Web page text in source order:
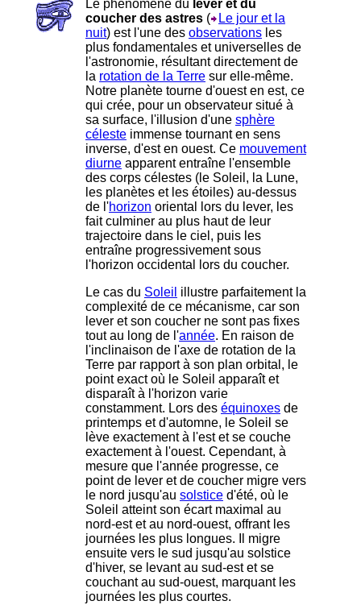
Le phénomène du lever et du
coucher des astres (
Le jour et la
nuit) est l'une des observations les
plus fondamentales et universelles de
l'astronomie, résultant directement de
la rotation de la Terre sur elle-même.
Notre planète tourne d'ouest en est, ce
qui crée, pour un observateur situé à
sa surface, l'illusion d'une sphère
céleste immense tournant en sens
inverse, d'est en ouest. Ce mouvement
diurne apparent entraîne l'ensemble
des corps célestes (le Soleil, la Lune,
les planètes et les étoiles) au-dessus
de l'horizon oriental lors du lever, les
fait culminer au plus haut de leur
trajectoire dans le ciel, puis les
entraîne progressivement sous
l'horizon occidental lors du coucher.
Le cas du Soleil illustre parfaitement la
complexité de ce mécanisme, car son
lever et son coucher ne sont pas fixes
tout au long de l'année. En raison de
l'inclinaison de l'axe de rotation de la
Terre par rapport à son plan orbital, le
point exact où le Soleil apparaît et
disparaît à l'horizon varie
constamment. Lors des équinoxes de
printemps et d'automne, le Soleil se
lève exactement à l'est et se couche
exactement à l'ouest. Cependant, à
mesure que l'année progresse, ce
point de lever et de coucher migre vers
le nord jusqu'au solstice d'été, où le
Soleil atteint son écart maximal au
nord-est et au nord-ouest, offrant les
journées les plus longues. Il migre
ensuite vers le sud jusqu'au solstice
d'hiver, se levant au sud-est et se
couchant au sud-ouest, marquant les
journées les plus courtes.